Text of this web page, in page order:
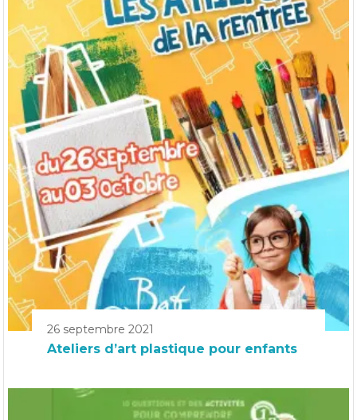
26 septembre 2021
Ateliers d’art plastique pour enfants